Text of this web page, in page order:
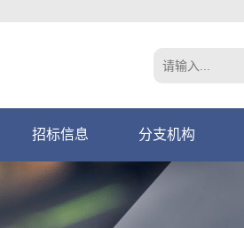
招标信息 分支机构